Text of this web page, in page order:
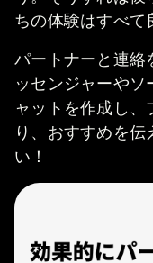
ちの体験はすべて
パートナーと連絡
ッセンジャーや
ャットを作成し、
り、おすすめを
い！